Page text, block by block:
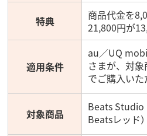
特典
商品代金を
21,800円が
適用条件
au／UQ
さまが、対
でご購入いた
対象商品
Beats Studio
Beatsレッド）